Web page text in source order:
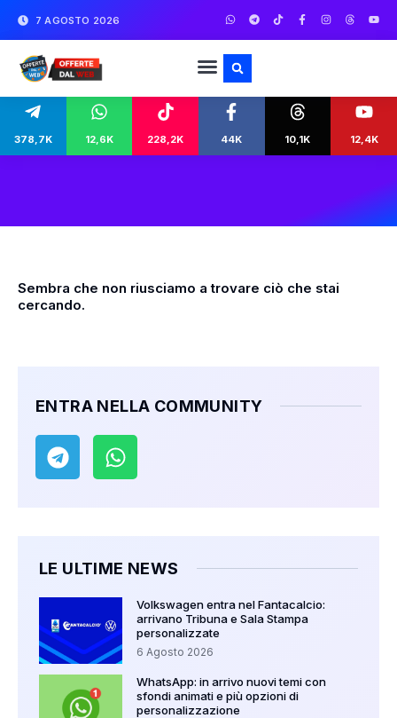
7 AGOSTO 2026
378,7K 12,6K 228,2K 44K 10,1K 12,4K
Sembra che non riusciamo a trovare ciò che stai
cercando.
ENTRA NELLA COMMUNITY
LE ULTIME NEWS
Volkswagen entra nel Fantacalcio:
arrivano Tribuna e Sala Stampa
personalizzate
6 Agosto 2026
WhatsApp: in arrivo nuovi temi con
sfondi animati e più opzioni di
personalizzazione